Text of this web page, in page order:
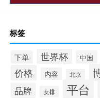
标签
下单 世界杯 中国
价格 内容 北京
品牌 女排 平台